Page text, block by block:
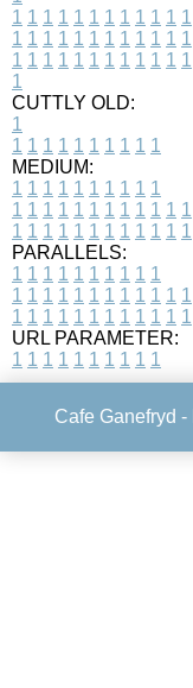
1 1 1 1 1 1 1 1 1 1 1 1
1 1 1 1 1 1 1 1 1 1 1 1
1 1 1 1 1 1 1 1 1 1 1 1
1
CUTTLY OLD:
1
1 1 1 1 1 1 1 1 1 1
MEDIUM:
1 1 1 1 1 1 1 1 1 1
1 1 1 1 1 1 1 1 1 1 1 1
1 1 1 1 1 1 1 1 1 1 1 1
PARALLELS:
1 1 1 1 1 1 1 1 1 1
1 1 1 1 1 1 1 1 1 1 1 1
1 1 1 1 1 1 1 1 1 1 1 1
URL PARAMETER:
1 1 1 1 1 1 1 1 1 1
Cafe Ganefryd -